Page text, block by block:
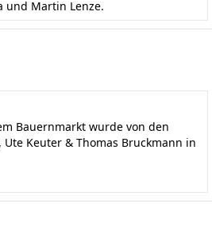
und Martin Lenze.
Bauernmarkt wurde von den
Keuter & Thomas Bruckmann in